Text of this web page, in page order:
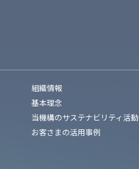
組織情報
基本理念
当機構のサステナビリティ活動
お客さまの活用事例